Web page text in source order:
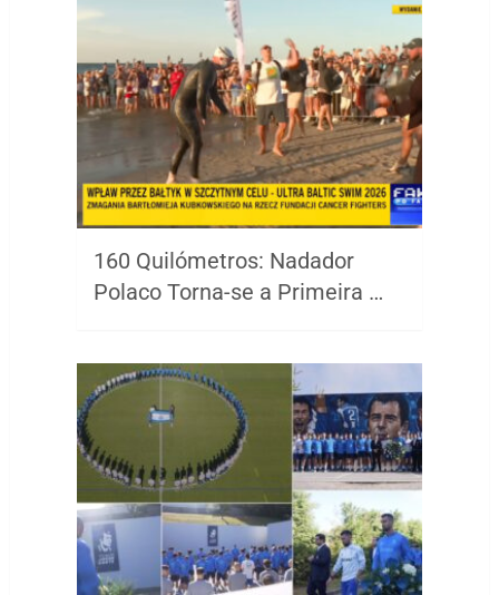
160 Quilómetros: Nadador
Polaco Torna-se a Primeira …